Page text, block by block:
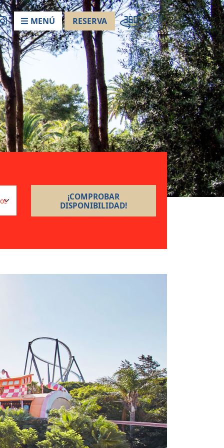
MENÚ RESERVA
¡COMPROBAR
DISPONIBILIDAD!